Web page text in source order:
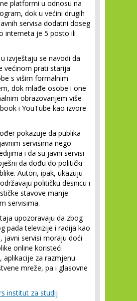
platformi u odnosu na
dok u većini drugih
servisa dodatni doseg
interneta je 5 posto ili
izvještaju se navodi da
većinom prati starija
s višim formalnim
dok mlađe osobe i one
obrazovanjem više
i YouTube kao izvore
pokazuje da publika
servisima nego
i da su javni servisi
da dođu do politički
Autori, ipak, ukazuju
političku desnicu i
stavove manje
servisima.
upozoravaju da zbog
pada televizije i radija kao
javni servisi moraju doći
online koristeći
aplikacije za razmjenu
mreže, pa i glasovne
institut za studij